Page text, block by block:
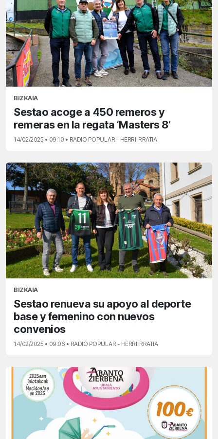
BIZKAIA
Sestao acoge a 450 remeros y
remeras en la regata ‘Masters 8’
14/02/2025 • 09:10 • RADIO POPULAR - HERRI IRRATIA
BIZKAIA
Sestao renueva su apoyo al deporte
base y femenino con nuevos
convenios
14/02/2025 • 09:06 • RADIO POPULAR - HERRI IRRATIA